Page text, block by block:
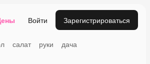
Войти Зарегистрироваться
салат руки дача